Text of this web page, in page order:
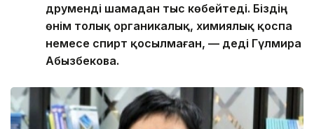
дәруменді шамадан тыс көбейтеді. Біздің
өнім толық органикалық, химиялық қоспа
немесе спирт қосылмаған, — деді Гүлмира
Абызбекова.